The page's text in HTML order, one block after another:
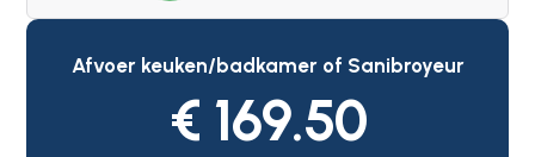
Afvoer keuken/badkamer of Sanibroyeur
€ 169.50